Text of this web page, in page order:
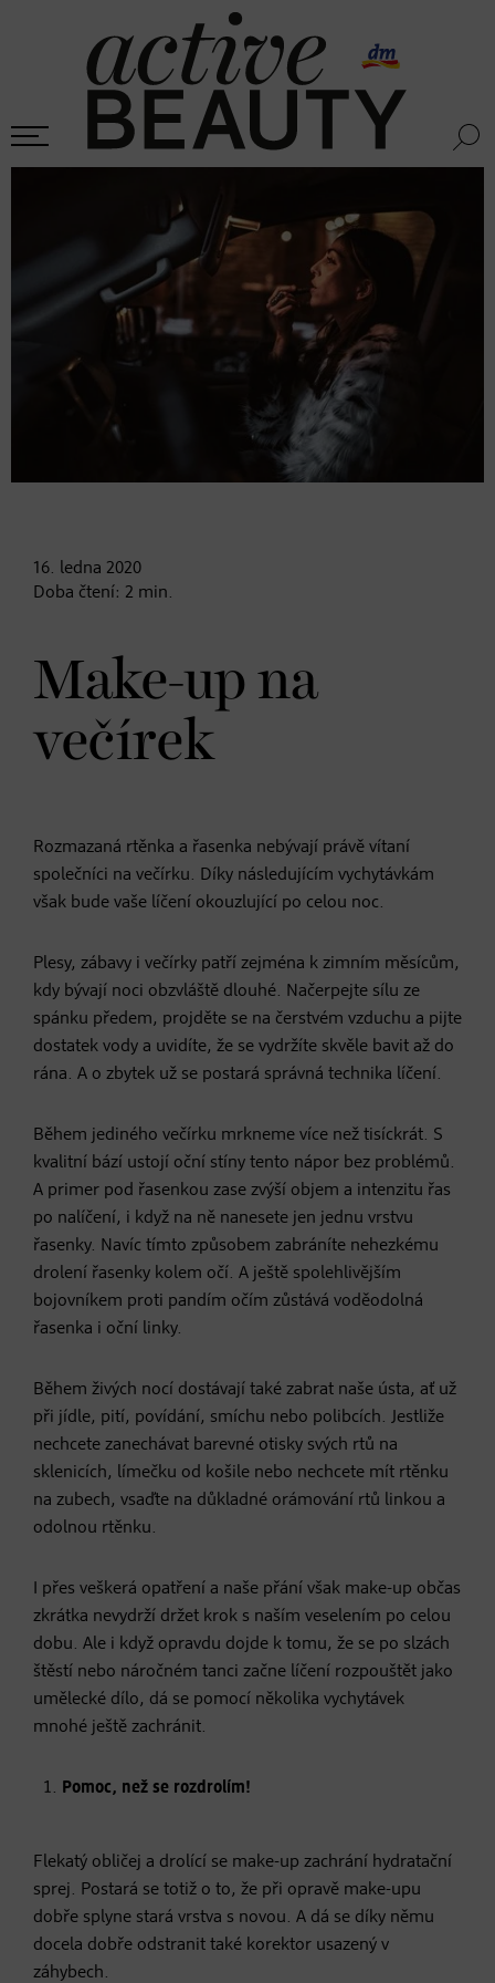
16. ledna 2020
Doba čtení: 2 min.
Make-up na
večírek
Rozmazaná rtěnka a řasenka nebývají právě vítaní
společníci na večírku. Díky následujícím vychytávkám
však bude vaše líčení okouzlující po celou noc.
Plesy, zábavy i večírky patří zejména k zimním měsícům,
kdy bývají noci obzvláště dlouhé. Načerpejte sílu ze
spánku předem, projděte se na čerstvém vzduchu a pijte
dostatek vody a uvidíte, že se vydržíte skvěle bavit až do
rána. A o zbytek už se postará správná technika líčení.
Během jediného večírku mrkneme více než tisíckrát. S
kvalitní bází ustojí oční stíny tento nápor bez problémů.
A primer pod řasenkou zase zvýší objem a intenzitu řas
po nalíčení, i když na ně nanesete jen jednu vrstvu
řasenky. Navíc tímto způsobem zabráníte nehezkému
drolení řasenky kolem očí. A ještě spolehlivějším
bojovníkem proti pandím očím zůstává voděodolná
řasenka i oční linky.
Během živých nocí dostávají také zabrat naše ústa, ať už
při jídle, pití, povídání, smíchu nebo polibcích. Jestliže
nechcete zanechávat barevné otisky svých rtů na
sklenicích, límečku od košile nebo nechcete mít rtěnku
na zubech, vsaďte na důkladné orámování rtů linkou a
odolnou rtěnku.
I přes veškerá opatření a naše přání však make-up občas
zkrátka nevydrží držet krok s naším veselením po celou
dobu. Ale i když opravdu dojde k tomu, že se po slzách
štěstí nebo náročném tanci začne líčení rozpouštět jako
umělecké dílo, dá se pomocí několika vychytávek
mnohé ještě zachránit.
Pomoc, než se rozdrolím!
Flekatý obličej a drolící se make-up zachrání hydratační
sprej. Postará se totiž o to, že při opravě make-upu
dobře splyne stará vrstva s novou. A dá se díky němu
docela dobře odstranit také korektor usazený v
záhybech.